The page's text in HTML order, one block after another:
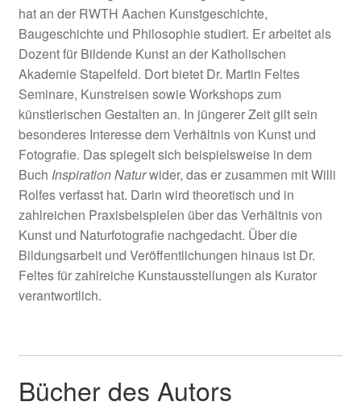
Über uns
Buchhandel
hat an der RWTH Aachen Kunstgeschichte,
Baugeschichte und Philosophie studiert. Er arbeitet als
Dozent für Bildende Kunst an der Katholischen
Akademie Stapelfeld. Dort bietet Dr. Martin Feltes
Seminare, Kunstreisen sowie Workshops zum
künstlerischen Gestalten an. In jüngerer Zeit gilt sein
besonderes Interesse dem Verhältnis von Kunst und
Fotografie. Das spiegelt sich beispielsweise in dem
Buch Inspiration Naturwider, das er zusammen mit Willi
Rolfes verfasst hat. Darin wird theoretisch und in
zahlreichen Praxisbeispielen über das Verhältnis von
Kunst und Naturfotografie nachgedacht. Über die
Bildungsarbeit und Veröffentlichungen hinaus ist Dr.
Feltes für zahlreiche Kunstausstellungen als Kurator
verantwortlich.
Bücher des Autors